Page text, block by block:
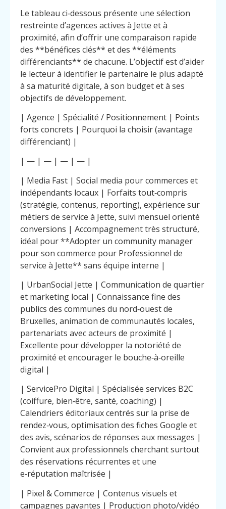
Le tableau ci‑dessous présente une sélection
restreinte d’agences actives à Jette et à
proximité, afin d’offrir une comparaison rapide
des **bénéfices clés** et des **éléments
différenciants** de chacune. L’objectif est d’aider
le lecteur à identifier le partenaire le plus adapté
à sa maturité digitale, à son budget et à ses
objectifs de développement.
| Agence | Spécialité / Positionnement | Points
forts concrets | Pourquoi la choisir (avantage
différenciant) |
| — | — | — | — |
| Media Fast | Social media pour commerces et
indépendants locaux | Forfaits tout‑compris
(stratégie, contenus, reporting), expérience sur
métiers de service à Jette, suivi mensuel orienté
conversions | Accompagnement très structuré,
idéal pour **Adopter un community manager
pour son commerce pour Professionnel de
service à Jette** sans équipe interne |
| UrbanSocial Jette | Communication de quartier
et marketing local | Connaissance fine des
publics des communes du nord‑ouest de
Bruxelles, animation de communautés locales,
partenariats avec acteurs de proximité |
Excellente pour développer la notoriété de
proximité et encourager le bouche‑à‑oreille
digital |
| ServicePro Digital | Spécialisée services B2C
(coiffure, bien‑être, santé, coaching) |
Calendriers éditoriaux centrés sur la prise de
rendez‑vous, optimisation des fiches Google et
des avis, scénarios de réponses aux messages |
Convient aux professionnels cherchant surtout
des réservations récurrentes et une
e‑réputation maîtrisée |
| Pixel & Commerce | Contenus visuels et
campagnes payantes | Production photo/vidéo